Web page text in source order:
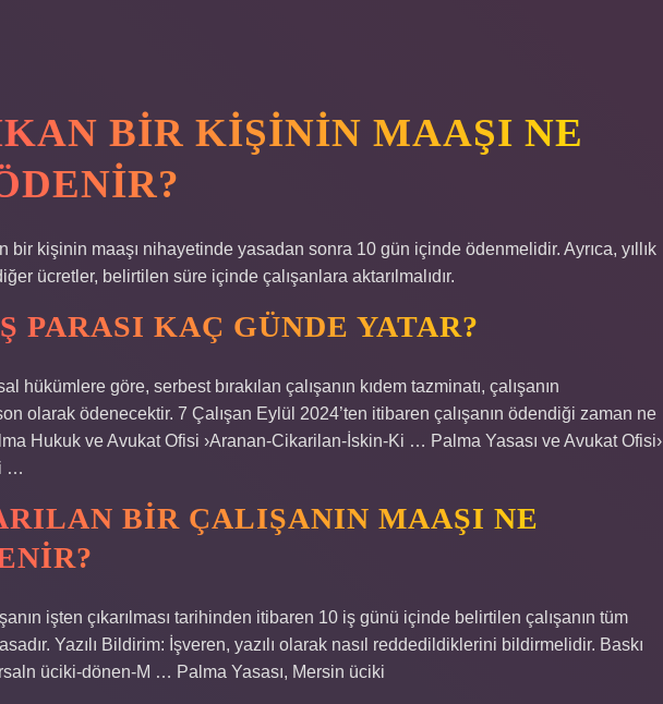
BIR KIŞININ MAAŞI NE
bir kişinin maaşı nihayetinde yasadan sonra 10 gün içinde ödenmelidir. Ayrıca, yıllık
ücretler, belirtilen süre içinde çalışanlara aktarılmalıdır.
PARASI KAÇ GÜNDE YATAR?
hükümlere göre, serbest bırakılan çalışanın kıdem tazminatı, çalışanın
olarak ödenecektir. 7 Çalışan Eylül 2024’ten itibaren çalışanın ödendiği zaman ne
Hukuk ve Avukat Ofisi ›Aranan-Cikarilan-İskin-Ki … Palma Yasası ve Avukat Ofisi›
…
BIR ÇALIŞANIN MAAŞI NE
işten çıkarılması tarihinden itibaren 10 iş günü içinde belirtilen çalışanın tüm
Yazılı Bildirim: İşveren, yazılı olarak nasıl reddedildiklerini bildirmelidir. Baskı
üciki-dönen-M … Palma Yasası, Mersin üciki